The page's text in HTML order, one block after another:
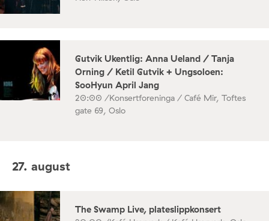
Gutvik Ukentlig: Anna Ueland / Tanja
Orning / Ketil Gutvik + Ungsoloen:
SooHyun April Jang
20:00 /Konsertforeninga / Café Mir, Toftes
gate 69, Oslo
27. august
The Swamp Live, plateslippkonsert